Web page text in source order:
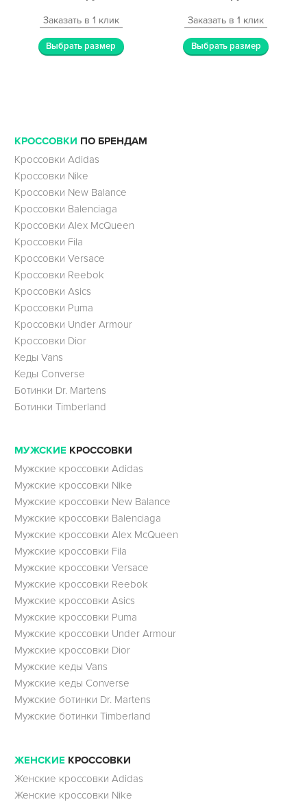
Заказать в 1 клик
Выбрать размер
Заказать в 1 клик
Выбрать размер
КРОССОВКИ ПО БРЕНДАМ
Кроссовки Adidas
Кроссовки Nike
Кроссовки New Balance
Кроссовки Balenciaga
Кроссовки Alex McQueen
Кроссовки Fila
Кроссовки Versace
Кроссовки Reebok
Кроссовки Asics
Кроссовки Puma
Кроссовки Under Armour
Кроссовки Dior
Кеды Vans
Кеды Converse
Ботинки Dr. Martens
Ботинки Timberland
МУЖСКИЕ КРОССОВКИ
Мужские кроссовки Adidas
Мужские кроссовки Nike
Мужские кроссовки New Balance
Мужские кроссовки Balenciaga
Мужские кроссовки Alex McQueen
Мужские кроссовки Fila
Мужские кроссовки Versace
Мужские кроссовки Reebok
Мужские кроссовки Asics
Мужские кроссовки Puma
Мужские кроссовки Under Armour
Мужские кроссовки Dior
Мужские кеды Vans
Мужские кеды Converse
Мужские ботинки Dr. Martens
Мужские ботинки Timberland
ЖЕНСКИЕ КРОССОВКИ
Женские кроссовки Adidas
Женские кроссовки Nike